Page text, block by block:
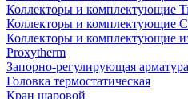
Коллекторы и комплектующие
Коллекторы и комплектующие
Коллекторы и комплектующие
Proxytherm
Запорно-регулирующая арматура
Головка термостатическая
Кран шаровой